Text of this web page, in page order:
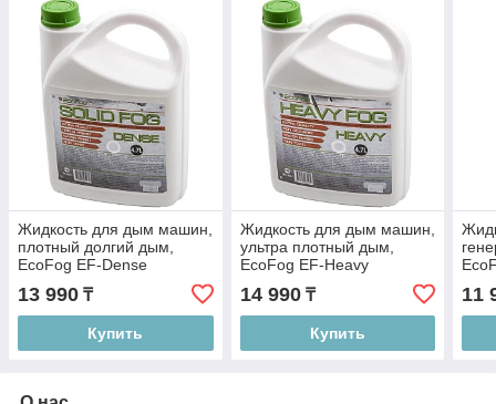
Жидкость для дым машин,
плотный долгий дым,
EcoFog EF-Dense
13 990 ₸
Купить
Жидкость для дым машин,
ультра плотный дым,
EcoFog EF-Heavy
14 990₸
Купить
11